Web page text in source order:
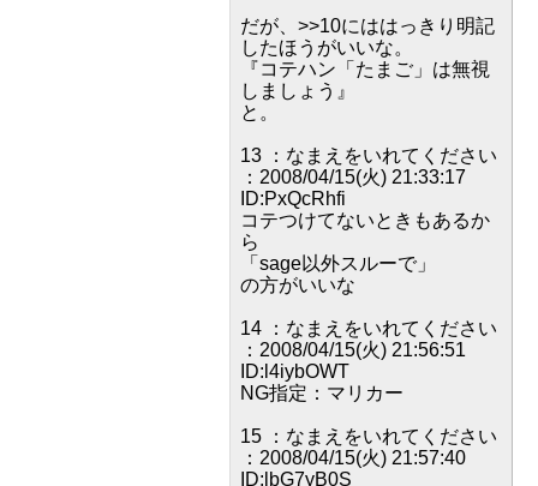
だが、>>10にははっきり明記
したほうがいいな。
『コテハン「たまご」は無視
しましょう』
と。
13 ：なまえをいれてください
：2008/04/15(火) 21:33:17
ID:PxQcRhfi
コテつけてないときもあるか
ら
「sage以外スルーで」
の方がいいな
14 ：なまえをいれてください
：2008/04/15(火) 21:56:51
ID:l4iybOWT
NG指定：マリカー
15 ：なまえをいれてください
：2008/04/15(火) 21:57:40
ID:lbG7yB0S